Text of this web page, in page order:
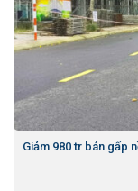
Giảm 980 tr bán gấp